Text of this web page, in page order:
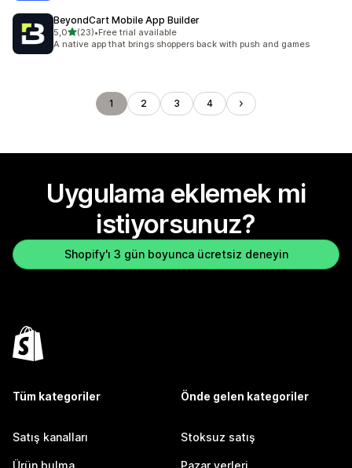
BeyondCart Mobile App Builder
5,05 yıldız üzerinden
(23)
toplam 23 değerlendirme
•Free trial available
A native app that brings shoppers back with push and games
1 2 3 4
Uygulama eklemek mi
istiyorsunuz?
Shopify'ı 3 gün boyunca ücretsiz deneyin
Tüm kategoriler
Satış kanalları
Ürün bulma
Önde gelen kategoriler
Stoksuz satış
Pazar yerleri